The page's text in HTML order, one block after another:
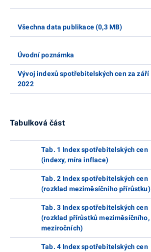
Všechna data publikace (0,3 MB)
Úvodní poznámka
Vývoj indexů spotřebitelských cen za září
2022
Tabulková část
Tab. 1 Index spotřebitelských cen
(indexy, míra inflace)
Tab. 2 Index spotřebitelských cen
(rozklad meziměsíčního přírůstku)
Tab. 3 Index spotřebitelských cen
(rozklad přírůstků meziměsíčního,
meziročních)
Tab. 4 Index spotřebitelských cen